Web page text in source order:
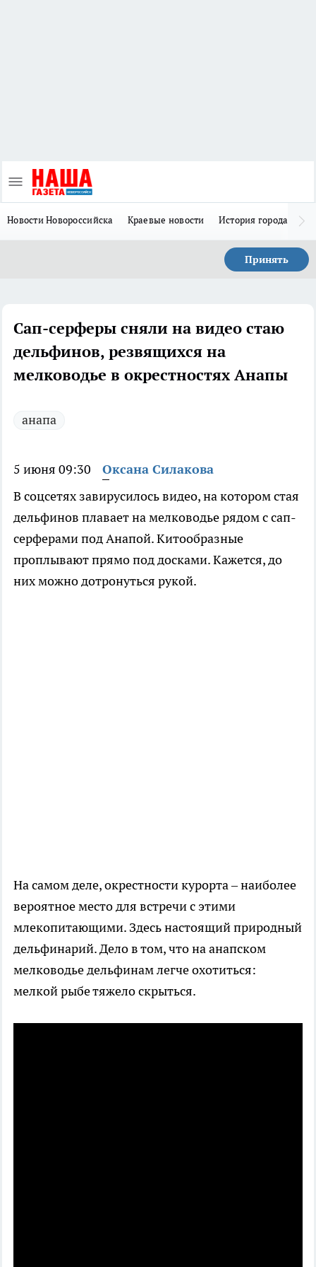
Новости Новороссийска Краевые новости История города Н
Принять
Сап-серферы сняли на видео стаю
дельфинов, резвящихся на
мелководье в окрестностях Анапы
анапа
5 июня 09:30
Оксана Силакова
В соцсетях завирусилось видео, на котором стая
дельфинов плавает на мелководье рядом с сап-
серферами под Анапой. Китообразные
проплывают прямо под досками. Кажется, до
них можно дотронуться рукой.
На самом деле, окрестности курорта – наиболее
вероятное место для встречи с этими
млекопитающими. Здесь настоящий природный
дельфинарий. Дело в том, что на анапском
мелководье дельфинам легче охотиться:
мелкой рыбе тяжело скрыться.